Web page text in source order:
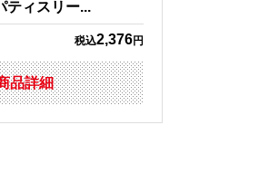
ティスリー...
税込2,376円
品詳細